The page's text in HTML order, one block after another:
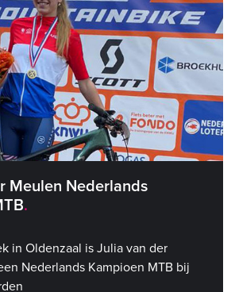
Meulen Nederlands
in Oldenzaal is Julia van der
Nederlands Kampioen MTB bij